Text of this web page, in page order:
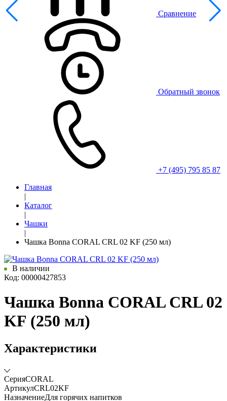
Сравнение
Обратный звонок
+7 (495) 795 85 87
Главная
|
Каталог
|
Чашки
|
Чашка Bonna CORAL CRL 02 KF (250 мл)
В наличии
Код: 00000427853
Чашка Bonna CORAL CRL 02
KF (250 мл)
Характеристики
СерияCORAL
АртикулCRL02KF
НазначениеДля горячих напитков